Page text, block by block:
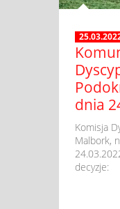
dnia
Komisja
Malbork,
decyzje: